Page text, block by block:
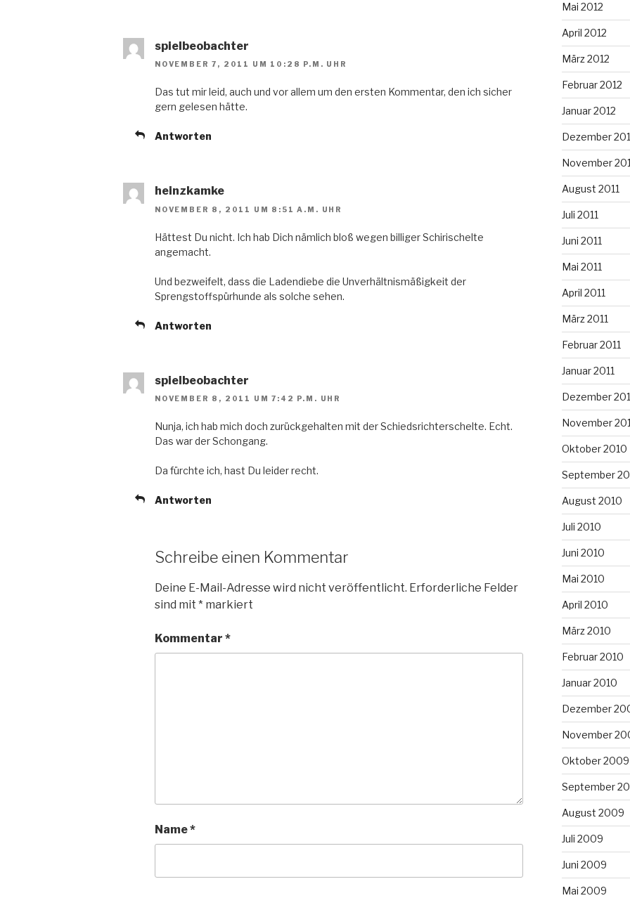
spielbeobachter
NOVEMBER 7, 2011 UM 10:28 P.M. UHR
Das tut mir leid, auch und vor allem um den ersten Kommentar, den ich sicher
gern gelesen hätte.
Antworten
heinzkamke
NOVEMBER 8, 2011 UM 8:51 A.M. UHR
Hättest Du nicht. Ich hab Dich nämlich bloß wegen billiger Schirischelte
angemacht.
Und bezweifelt, dass die Ladendiebe die Unverhältnismäßigkeit der
Sprengstoffspürhunde als solche sehen.
Antworten
spielbeobachter
NOVEMBER 8, 2011 UM 7:42 P.M. UHR
Nunja, ich hab mich doch zurückgehalten mit der Schiedsrichterschelte. Echt.
Das war der Schongang.
Da fürchte ich, hast Du leider recht.
Antworten
Schreibe einen Kommentar
Deine E-Mail-Adresse wird nicht veröffentlicht. Erforderliche Felder
sind mit * markiert
Kommentar *
Name*
Mai 2012
April 2012
März 2012
Februar 2012
Januar 2012
Dezember
November
August 2011
Juli 2011
Juni 2011
Mai 2011
April 2011
März 2011
Februar 2011
Januar 2011
Dezember
November
Oktober 2010
September
August 2010
Juli 2010
Juni 2010
Mai 2010
April 2010
März 2010
Februar 2010
Januar 2010
Dezember
November
Oktober 2009
September
August 2009
Juli 2009
Juni 2009
Mai 2009